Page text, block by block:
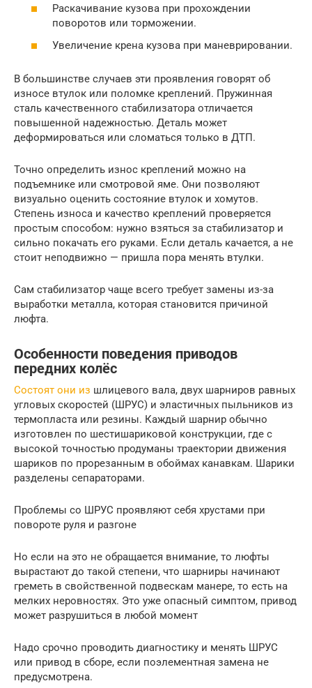
Раскачивание кузова при прохождении
поворотов или торможении.
Увеличение крена кузова при маневрировании.
В большинстве случаев эти проявления говорят об
износе втулок или поломке креплений. Пружинная
сталь качественного стабилизатора отличается
повышенной надежностью. Деталь может
деформироваться или сломаться только в ДТП.
Точно определить износ креплений можно на
подъемнике или смотровой яме. Они позволяют
визуально оценить состояние втулок и хомутов.
Степень износа и качество креплений проверяется
простым способом: нужно взяться за стабилизатор и
сильно покачать его руками. Если деталь качается, а не
стоит неподвижно — пришла пора менять втулки.
Сам стабилизатор чаще всего требует замены из-за
выработки металла, которая становится причиной
люфта.
Особенности поведения приводов
передних колёс
Состоят они из шлицевого вала, двух шарниров равных
угловых скоростей (ШРУС) и эластичных пыльников из
термопласта или резины. Каждый шарнир обычно
изготовлен по шестишариковой конструкции, где с
высокой точностью продуманы траектории движения
шариков по прорезанным в обоймах канавкам. Шарики
разделены сепараторами.
Проблемы со ШРУС проявляют себя хрустами при
повороте руля и разгоне
Но если на это не обращается внимание, то люфты
вырастают до такой степени, что шарниры начинают
греметь в свойственной подвескам манере, то есть на
мелких неровностях. Это уже опасный симптом, привод
может разрушиться в любой момент
Надо срочно проводить диагностику и менять ШРУС
или привод в сборе, если поэлементная замена не
предусмотрена.